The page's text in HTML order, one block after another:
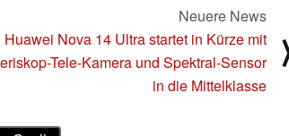
Neuere News
Huawei Nova 14 Ultra startet in Kürze mit
Tele-Kamera und Spektral-Sensor
in die Mittelklasse